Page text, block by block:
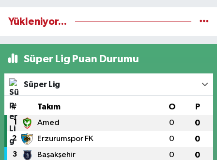
Yükleniyor...
Süper Lig Puan Durumu
Süper Lig
# Takım O P
1 Amed 0 0
2 Erzurumspor FK 0 0
3 Başakşehir 0 0